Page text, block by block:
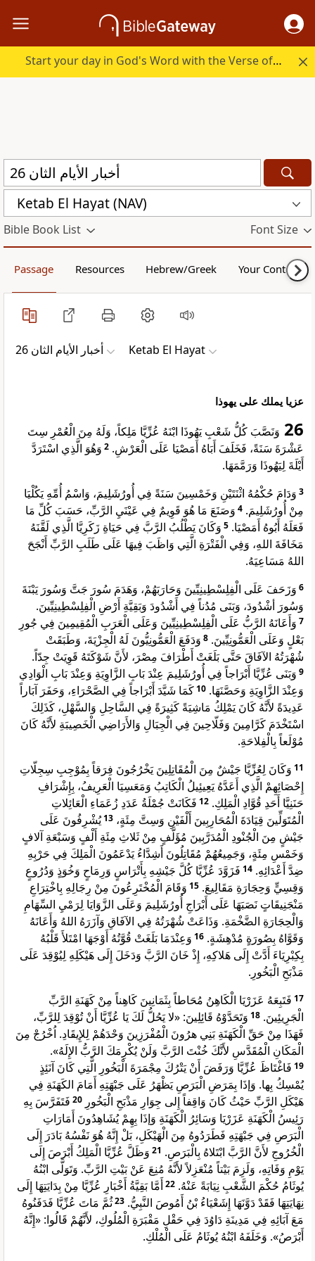
Start your day in God's Word with the Verse of the Day.
Ketab El Hayat (NAV)
Bible Book List Font Size
Passage Resources Hebrew/Greek Your Content
ﺃﺧﺒﺎﺭ ﺍﻷﻳﺎﻡ ﺍﻟﺜﺎﻥ 26 Ketab El Hayat
عزيا يملك على يهوذا
26 وَنَصَّبَ كُلُّ شَعْبِ يَهُوذَا ابْنَهُ عُزِّيَّا مَلِكاً، وَلَهُ مِنَ الْعُمْرِ سِتَ
عَشْرَةَ سَنَةً، فَخَلَفَ أَبَاهُ أَمَصْيَا عَلَى الْعَرْشِ. 2 وَهُوَ الَّذِي اسْتَرَدَّ
أَيْلَةَ لِيَهُوذَا وَرَمَّمَهَا.
3 وَدَامَ حُكْمُهُ اثْنَتَيْنِ وَخَمْسِينَ سَنَةً فِي أُورُشَلِيمَ، وَاسْمُ أُمِّهِ يَكُلْيَا
مِنْ أُورُشَلِيمَ. 4 وَصَنَعَ مَا هُوَ قَوِيمٌ فِي عَيْنَيِ الرَّبِّ، حَسَبَ كُلِّ مَا
فَعَلَهُ أَبُوهُ أَمَصْيَا. 5 وَكَانَ يَطْلُبُ الرَّبَّ فِي حَيَاةِ زَكَرِيَّا الَّذِي لَقَّنَهُ
مَخَافَةَ اللهِ، وَفِي الْفَتْرَةِ الَّتِي وَاظَبَ فِيهَا عَلَى طَلَبِ الرَّبِّ أَنْجَحَ
اللهُ مَسَاعِيَهُ.
6 وَزَحَفَ عَلَى الْفِلِسْطِينِيِّينَ وَحَارَبَهُمْ، وَهَدَمَ سُورَ جَتَّ وَسُورَ يَبْنَةَ
وَسُورَ أشْدُودَ، وَبَنَى مُدُناً فِي أَشْدُودَ وَبَقِيَّةِ أَرْضِ الْفِلِسْطِينِيِّينَ.
7 وَأَعَانَهُ الرَّبُّ عَلَى الْفِلِسْطِينِيِّينَ وَعَلَى الْعَرَبِ الْمُقِيمِينَ فِي جُورِ
بَعْلٍ وَعَلَى الْعَمُّونِيِّينَ. 8 وَدَفَعَ الْعَمُّونِيُّونَ لَهُ الْجِزْيَةَ، وَطَبَقَتْ
شُهْرَتُهُ الآفَاقَ حَتَّى بَلَغَتْ أَطْرَافَ مِصْرَ، لأَنَّ شَوْكَتَهُ قَوِيَتْ جِدّاً.
9 وَبَنَى عُزِّيَّا أَبْرَاجاً فِي أُورُشَلِيمَ عِنْدَ بَابِ الزَّاوِيَةِ وَعِنْدَ بَابِ الْوَادِي
وَعِنْدَ الزَّاوِيَةِ وَحَصَّنَهَا. 10كَمَا شَيَّدَ أَبْرَاجاً فِي الصَّحْرَاءِ، وَحَفَرَ آبَاراً
عَدِيدَةً لأَنَّهُ كَانَ يَمْلِكُ مَاشِيَةً كَثِيرَةً فِي السَّاحِلِ وَالسَّهْلِ، كَذَلِكَ
اسْتَخْدَمَ كَرَّامِينَ وَفَلّاحِينَ فِي الْجِبَالِ وَالأَرَاضِي الْخَصِيبَةِ لأَنَّهُ كَانَ
مُوْلَعاً بِالْفِلاحَةِ.
11 وَكَانَ لِعُزِّيَّا جَيْشٌ مِنَ الْمُقَاتِلِينَ يَخْرُجُونَ فِرَقاً بِمُوْجِبِ سِجِلّاتِ
إِحْصَائِهِمْ الَّذِي أَعَدَّهُ يَعِيئِيلُ الْكَاتِبُ وَمَعَسِيَا الْعَرِيفُ، بِإِشْرَافِ
حَنَنِيَّا أَحَدِ قُوَّادِ الْمَلِكِ. 12 فَكَانَتْ جُمْلَةُ عَدَدِ زُعَمَاءِ الْعَائِلاتِ
الْمُتَوَلِّينَ قِيَادَةَ الْمُحَارِبِينَ أَلْفَيْنِ وَسِتَّ مِئَةٍ، 13يُشْرِفُونَ عَلَى
جَيْشٍ مِنَ الْجُنْودِ الْمُدَرَّبِينَ مُؤَلَّفٍ مِنْ ثَلاثِ مِئَةِ أَلْفٍ وَسَبْعَةِ آلافٍ
وَخَمْسِ مِئَةٍ، وَجَمِيعُهُمْ مُقَاتِلُونَ أَشِدَّاءُ يَدْعَمُونَ الْمَلِكَ فِي حَرْبِهِ
ضِدَّ أَعْدَائِهِ. 14 فَزَوَّدَ عُزِّيَّا كُلَّ جَيْشِهِ بِأَتْرَاسٍ وَرِمَاحٍ وَخُوَذٍ وَدُرُوعٍ
وَقِسِيٍّ وَحِجَارَةِ مَقَالِيعَ. 15 وَقَامَ الْمُخْتَرِعُونَ مِنْ رِجَالِهِ بِاخْتِرَاعِ
مَنْجَنِيقَاتٍ نَصَبَهَا عَلَى أَبْرَاجِ أُورُشَلِيمَ وَعَلَى الزَّوَايَا لِرَمْيِ السِّهَامِ
وَالْحِجَارَةِ الضَّخْمَةِ. وَذَاعَتْ شُهْرَتُهُ فِي الآفَاقِ وَآزَرَهُ اللهُ وَأَعَانَهُ
وَقَوَّاهُ بِصُورَةٍ مُدْهِشَةٍ. 16 وَعِنْدَمَا بَلَغَتْ قُوَّتُهُ أَوْجَهَا امْتَلأَ قَلْبُهُ
بِكِبْرِيَاءَ أَدَّتْ إِلَى هَلاكِهِ، إِذْ خَانَ الرَّبَّ وَدَخَلَ إِلَى هَيْكَلِهِ لِيُوْقِدَ عَلَى
مَذْبَحِ الْبَخُورِ.
17 فَتَبِعَهُ عَزَرْيَا الْكَاهِنُ مُحَاطاً بِثَمَانِينَ كَاهِناً مِنْ كَهَنَةِ الرَّبِّ
الْجَرِيئِينَ. 18 وَتَحَدَّوْهُ قَائِلِينَ: «لا يَحُلُّ لَكَ يَا عُزِّيَّا أَنْ تُوْقِدَ لِلرَّبِّ،
فَهَذَا مِنْ حَقِّ الْكَهَنَةِ بَنِي هرُونَ الْمُفْرَزِينَ وَحْدَهُمْ لِلإِيقَادِ. اُخْرُجْ مِنَ
الْمَكَانِ الْمُقَدَّسِ لأَنَّكَ خُنْتَ الرَّبَّ وَلَنْ يُكْرِمَكَ الرَّبُّ الإِلَهُ».
19 فَاغْتَاظَ عُزِّيَّا وَرَفَضَ أَنْ يَتْرُكَ مِجْمَرَةَ الْبَخُورِ الَّتِي كَانَ آنَئِذٍ
يُمْسِكُ بِها. وَإذَا بِمَرَضِ الْبَرَصِ يَظْهَرُ عَلَى جَبْهَتِهِ أَمَامَ الكَهَنَةِ فِي
هَيْكَلِ الرَّبِّ حَيْثُ كَانَ وَاقِفاً إِلى جِوَارِ مَذْبَحِ الْبَخُورِ 20 فَتَفَرَّسَ بِهِ
رَئِيسُ الْكَهَنَةِ عَزَرْيَا وَسَائِرُ الْكَهَنَةِ وَإذَا بِهِمْ يُشَاهِدُونَ أَمَارَاتِ
الْبَرَصِ فِي جَبْهَتِهِ فَطَرَدُوهُ مِنَ الْهَيْكَلِ، بَلْ إِنَّهُ هُوَ نَفْسُهُ بَادَرَ إِلَى
الْخُرُوجِ لأَنَّ الرَّبَّ ابْتَلاهُ بِالْبَرَصِ. 21 وَظَلَّ عُزِّيَّا الْمَلِكُ أَبْرَصَ إِلَى
يَوْمِ وَفَاتِهِ، وَلَزِمَ بَيْتاً مُنْعَزِلاً لأَنَّهُ مُنِعَ عَنْ بَيْتِ الرَّبِّ. وَتَوَلَّى ابْنُهُ
يُوثَامُ حُكْمَ الشَّعْبِ نِيَابَةً عَنْهُ. 22أَمَّا بَقِيَّةُ أَخْبَارِ عُزِّيَّا مِنْ بِدَايَتِهَا إِلَى
نِهَايَتِهَا فَقَدْ دَوَّنَهَا إِشَعْيَاءُ بْنُ أَمُوصَ النَّبِيُّ. 23ثُمَّ مَاتَ عُزِّيَّا فَدَفَنُوهُ
مَعَ آبَائِهِ فِي مَدِينَةِ دَاوُدَ فِي حَقْلِ مَقْبَرَةِ الْمُلُوكِ، لأَنَّهُمْ قَالُوا: «إِنَّهُ
أَبْرَصُ». وَخَلَفَهُ ابْنُهُ يُوثَامُ عَلَى الْمُلْكِ.